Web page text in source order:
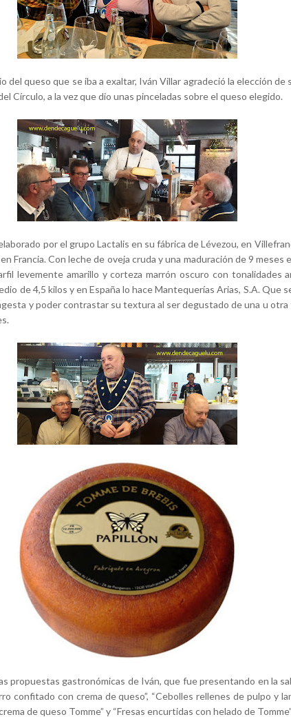
del queso que se iba a exaltar, Iván Villar agradeció la elección
Círculo, a la vez que dio unas pinceladas sobre el queso elegido.
por el grupo Lactalis en su fábrica de Lévezou, en
Francia. Con leche de oveja cruda y una maduración de 9 meses
levemente amarillo y corteza marrón oscuro con tonalidades
de 4,5 kilos y en España lo hace Mantequerías Arias, S.A. Que
y poder contrastar su textura al ser degustado de una u otra
propuestas gastronómicas de Iván, que fue presentando en la
confitado con crema de queso”, “Cebolles rellenes de pulpo y
de queso Tomme” y “Fresas encurtidas con helado de